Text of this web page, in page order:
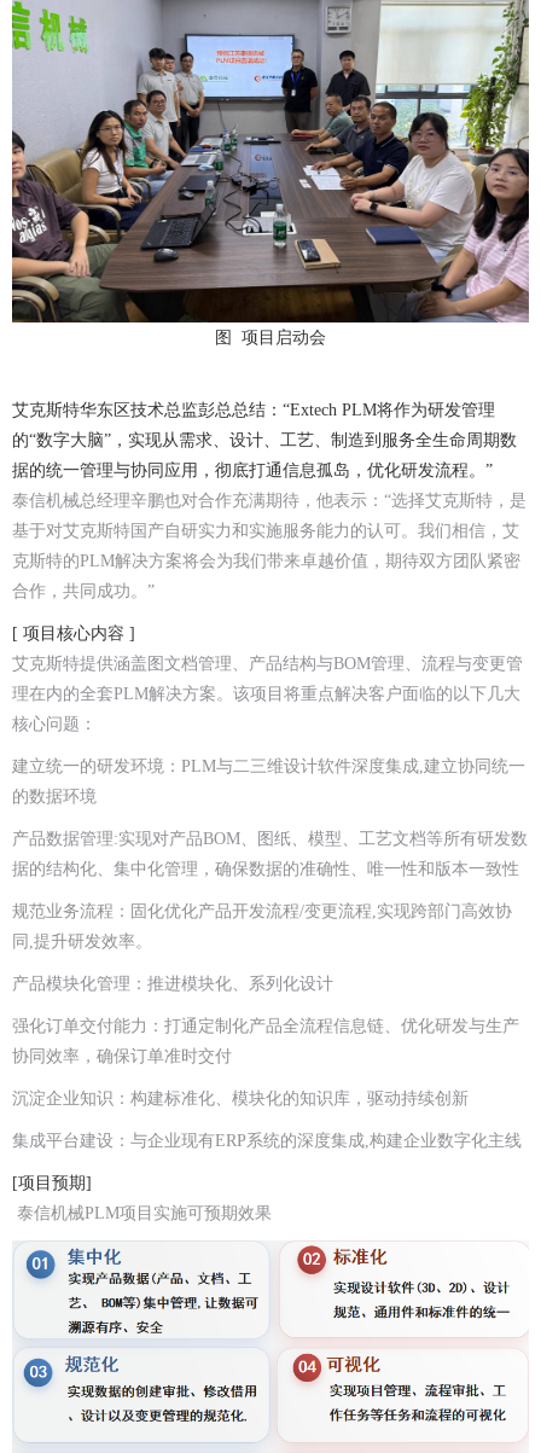
图 项目启动会
艾克斯特华东区技术总监彭总总结：“Extech PLM将作为研发管理
的“数字大脑”，实现从需求、设计、工艺、制造到服务全生命周期数
据的统一管理与协同应用，彻底打通信息孤岛，优化研发流程。”
泰信机械总经理辛鹏也对合作充满期待，他表示：“选择艾克斯特，是
基于对艾克斯特国产自研实力和实施服务能力的认可。我们相信，艾
克斯特的PLM解决方案将会为我们带来卓越价值，期待双方团队紧密
合作，共同成功。”
[ 项目核心内容 ]
艾克斯特提供涵盖图文档管理、产品结构与BOM管理、流程与变更管
理在内的全套PLM解决方案。该项目将重点解决客户面临的以下几大
核心问题：
建立统一的研发环境：PLM与二三维设计软件深度集成,建立协同统一
的数据环境
产品数据管理:实现对产品BOM、图纸、模型、工艺文档等所有研发数
据的结构化、集中化管理，确保数据的准确性、唯一性和版本一致性
规范业务流程：固化优化产品开发流程/变更流程,实现跨部门高效协
同,提升研发效率。
产品模块化管理：推进模块化、系列化设计
强化订单交付能力：打通定制化产品全流程信息链、优化研发与生产
协同效率，确保订单准时交付
沉淀企业知识：构建标准化、模块化的知识库，驱动持续创新
集成平台建设：与企业现有ERP系统的深度集成,构建企业数字化主线
[项目预期]
泰信机械PLM项目实施可预期效果